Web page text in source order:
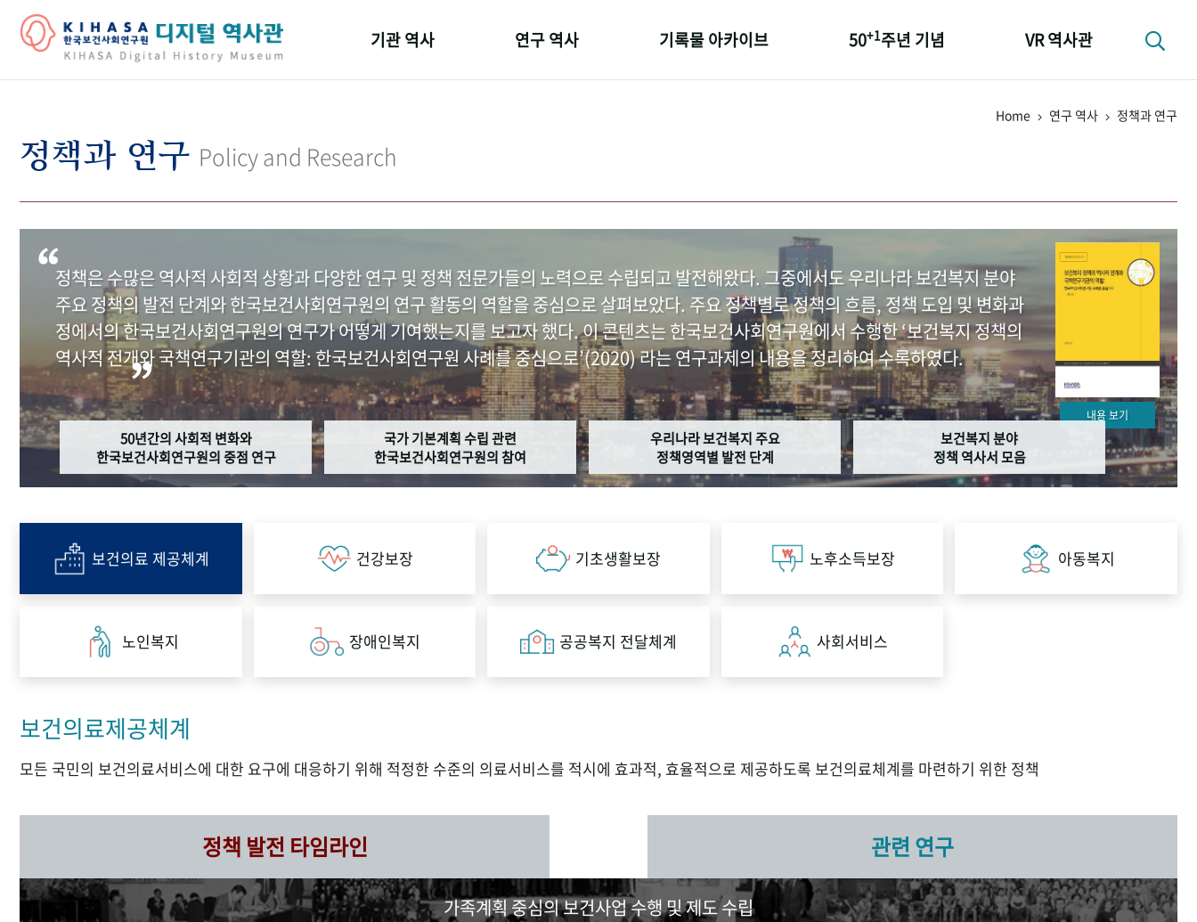
기관 역사
기관 변천사
연구 역사 기록물 아카이브 50+1주년 기념 VR 역사관
Home 연구 역사 정책과 연구
정책과 연구 Policy and Research
정책은 수많은 역사적 사회적 상황과 다양한 연구 및 정책 전문가들의 노력으로 수립되고 발전해왔다. 그중에서도 우리나라 보건복지 분야
주요 정책의 발전 단계와 한국보건사회연구원의 연구 활동의 역할을 중심으로 살펴보았다. 주요 정책별로 정책의 흐름, 정책 도입 및 변화과
정에서의 한국보건사회연구원의 연구가 어떻게 기여했는지를 보고자 했다. 이 콘텐츠는 한국보건사회연구원에서 수행한 ‘보건복지 정책의
역사적 전개와 국책연구기관의 역할: 한국보건사회연구원 사례를 중심으로’(2020) 라는 연구과제의 내용을 정리하여 수록하였다.
내용 보기
50년간의 사회적 변화와
한국보건사회연구원의 중점 연구
국가 기본계획 수립 관련
한국보건사회연구원의 참여
우리나라 보건복지 주요
정책영역별 발전 단계
보건복지 분야
정책 역사서 모음
보건의료 제공체계 건강보장 기초생활보장 노후소득보장 아동복지
노인복지 장애인복지 공공복지 전달체계 사회서비스
보건의료제공체계
모든 국민의 보건의료서비스에 대한 요구에 대응하기 위해 적정한 수준의 의료서비스를 적시에 효과적, 효율적으로 제공하도록 보건의료체계를 마련하기 위한 정책
정책 발전 타임라인 관련 연구
가족계획 중심의 보건사업 수행 및 제도 수립